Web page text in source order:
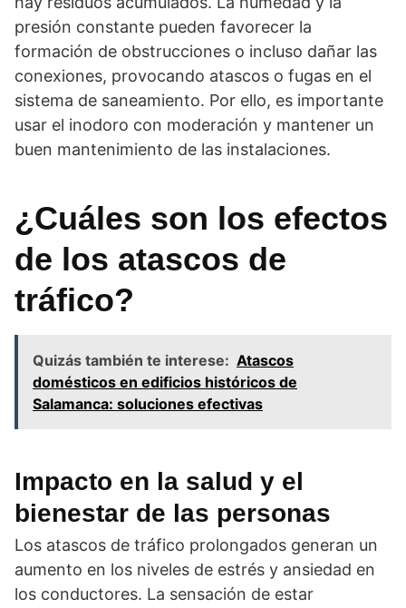
presión constante pueden favorecer la
formación de obstrucciones o incluso dañar las
conexiones, provocando atascos o fugas en el
sistema de saneamiento. Por ello, es importante
usar el inodoro con moderación y mantener un
buen mantenimiento de las instalaciones.
¿Cuáles son los efectos
de los atascos de
tráfico?
Quizás también te interese: Atascos
domésticos en edificios históricos de
Salamanca: soluciones efectivas
Impacto en la salud y el
bienestar de las personas
Los atascos de tráfico prolongados generan un
aumento en los niveles de estrés y ansiedad en
los conductores. La sensación de estar